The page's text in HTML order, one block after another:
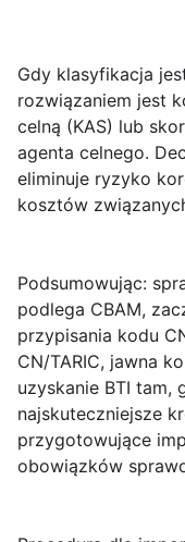
Gdy klasyfikacja
rozwiązaniem jest
celną (KAS) lub
agenta celnego.
eliminuje ryzyko
kosztów
Podsumowując:
podlega CBAM,
przypisania kodu
CN/TARIC, jawna
uzyskanie BTI tam,
najskuteczniejsze
przygotowujące
obowiązków